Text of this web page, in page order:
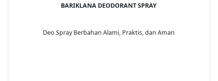
BARIKLANA DEODORANT SPRAY
Deo Spray Berbahan Alami, Praktis, dan Aman